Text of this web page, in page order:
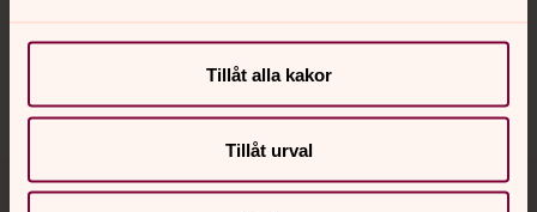
Tillåt alla kakor
Tillåt urval
Sociala kanaler